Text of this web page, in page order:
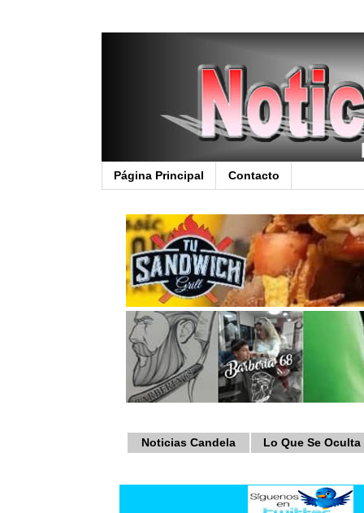
Página Principal Contacto
Noticias Candela Lo Que Se Oculta